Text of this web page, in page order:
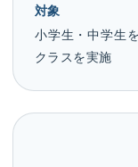
対象
小学生・中学生
クラスを実施